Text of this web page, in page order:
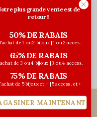
plus grande vente est de
retour!!
50% DE RABAIS
de 1 ou 2 bijoux | 1 ou 2 acces.
65% DE RABAIS
de 3 ou 4 bijoux | 3 ou 4 access.
75% DE RABAIS
de 5 bijoux et + | 5 access. et +
MAINTENANT